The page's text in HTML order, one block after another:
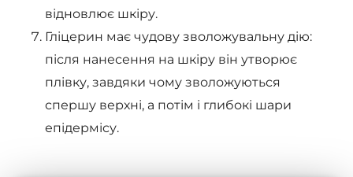
відновлює шкіру.
Гліцерин має чудову зволожувальну дію:
після нанесення на шкіру він утворює
плівку, завдяки чому зволожуються
спершу верхні, а потім і глибокі шари
епідермісу.